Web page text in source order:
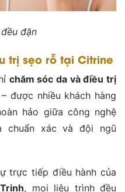
đặn
trị sẹo rỗ tại Citrine
chăm sóc da và điều trị
được nhiều khách hàng
hảo giữa công nghệ
chuẩn xác và đội ngũ
trực tiếp điều hành của
, mọi liệu trình đều